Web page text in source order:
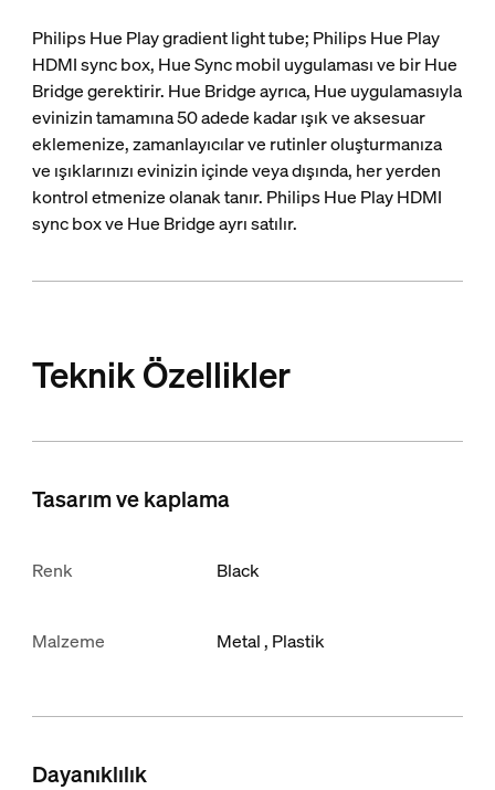
Philips Hue Play gradient light tube; Philips Hue Play
HDMI sync box, Hue Sync mobil uygulaması ve bir Hue
Bridge gerektirir. Hue Bridge ayrıca, Hue uygulamasıyla
evinizin tamamına 50 adede kadar ışık ve aksesuar
eklemenize, zamanlayıcılar ve rutinler oluşturmanıza
ve ışıklarınızı evinizin içinde veya dışında, her yerden
kontrol etmenize olanak tanır. Philips Hue Play HDMI
sync box ve Hue Bridge ayrı satılır.
Teknik Özellikler
Tasarım ve kaplama
Renk Black
Malzeme Metal Plastik
Dayanıklılık